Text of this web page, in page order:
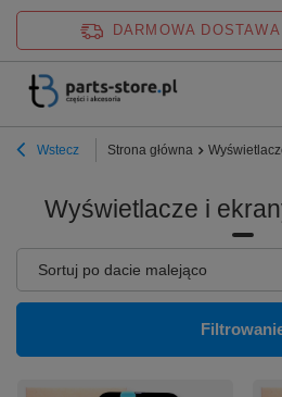
DARMOWA DOSTAWA
Wstecz Strona główna
Wyświetlacze i
Zmień sortowanie
Sortuj po dacie malejąco